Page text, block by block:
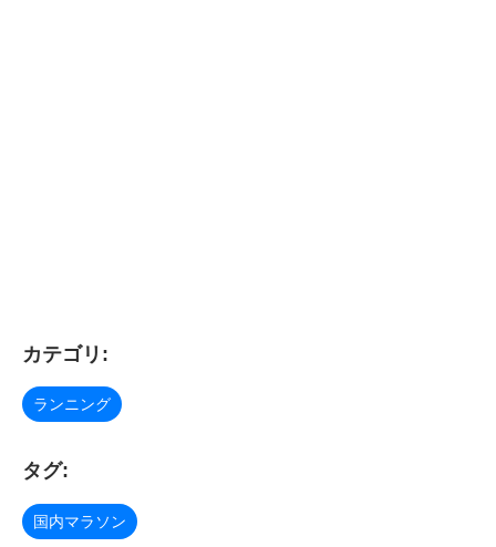
カテゴリ:
ランニング
タグ:
国内マラソン